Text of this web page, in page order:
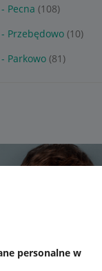
personalne w
Pecna (108)
- Przebędowo (10)
Parkowo (81)